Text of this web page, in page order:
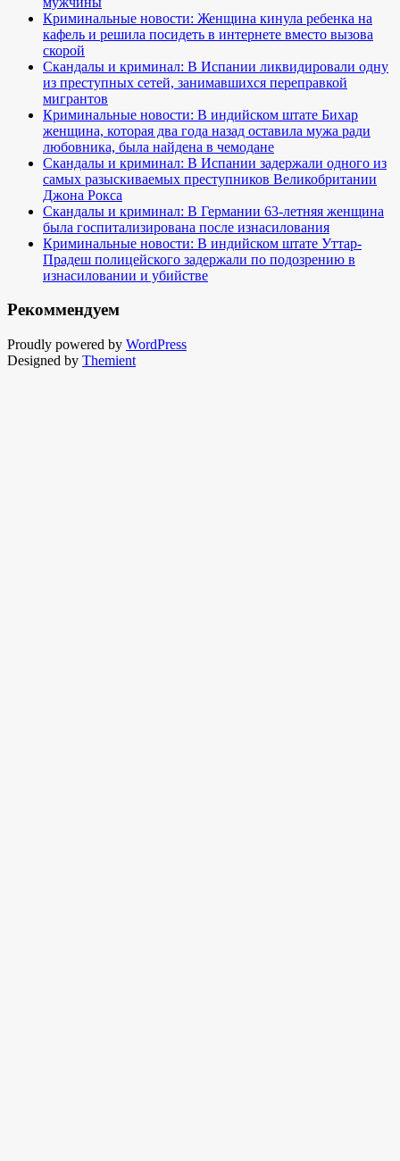
Криминальные новости: Женщина кинула ребенка на
кафель и решила посидеть в интернете вместо вызова
скорой
Скандалы и криминал: В Испании ликвидировали одну
из преступных сетей, занимавшихся переправкой
мигрантов
Криминальные новости: В индийском штате Бихар
женщина, которая два года назад оставила мужа ради
любовника, была найдена в чемодане
Скандалы и криминал: В Испании задержали одного из
самых разыскиваемых преступников Великобритании
Джона Рокса
Скандалы и криминал: В Германии 63-летняя женщина
была госпитализирована после изнасилования
Криминальные новости: В индийском штате Уттар-
Прадеш полицейского задержали по подозрению в
изнасиловании и убийстве
Рекоммендуем
Proudly powered by WordPress
Designed by Themient